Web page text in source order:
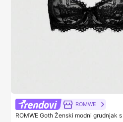
ROMWE
ROMWE Goth Ženski modni grudnjak